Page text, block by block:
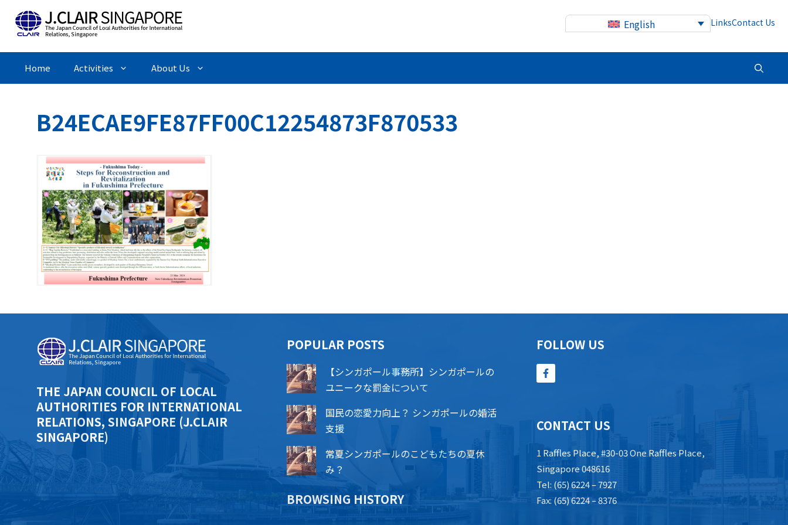
content
English LinksContact Us
Home Activities About Us
B24ECAE9FE87FF00C12254873F870533
THE JAPAN COUNCIL OF LOCAL
AUTHORITIES FOR INTERNATIONAL
RELATIONS, SINGAPORE (J.CLAIR
SINGAPORE)
POPU​​LAR POSTS
【シンガポール事務所】シンガポールの
ユニークな罰金について
国民の恋愛力向上？ シンガポールの婚活
支援
常夏シンガポールのこどもたちの夏休
み？
BROWSING HISTORY
FOLLOW US
CONTACT US
1 Raffles Place, #30-03 One Raffles Place,
Singapore 048616
Tel: (65) 6224 – 7927
Fax: (65) 6224 – 8376